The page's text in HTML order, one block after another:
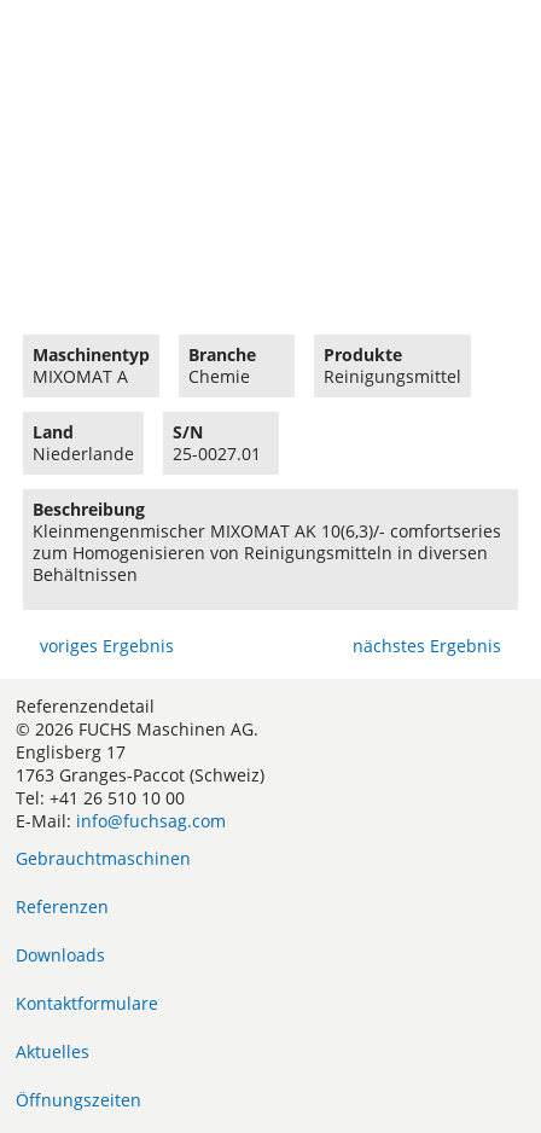
Maschinentyp
MIXOMAT A
Branche
Chemie
Produkte
Reinigungsmittel
Land
Niederlande
S/N
25-0027.01
Beschreibung
Kleinmengenmischer MIXOMAT AK 10(6,3)/- comfortseries
zum Homogenisieren von Reinigungsmitteln in diversen
Behältnissen
voriges Ergebnis nächstes Ergebnis
Referenzendetail
© 2026 FUCHS Maschinen AG.
Englisberg 17
1763 Granges-Paccot (Schweiz)
Tel: +41 26 510 10 00
E-Mail: info@fuchsag.com
Gebrauchtmaschinen
Referenzen
Downloads
Kontaktformulare
Aktuelles
Öffnungszeiten